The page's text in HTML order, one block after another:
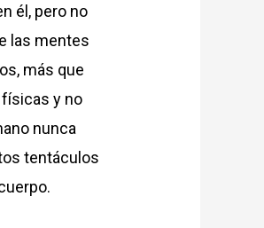
él, pero no
las mentes
más que
y no
nunca
tentáculos